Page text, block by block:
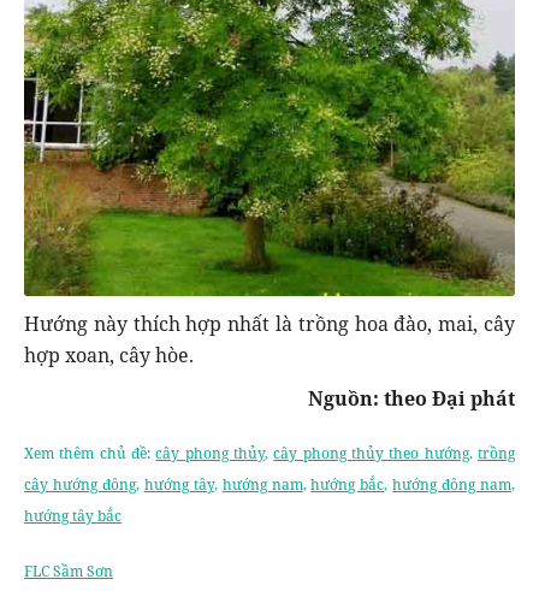
Hướng này thích hợp nhất là trồng hoa đào, mai, cây
hợp xoan, cây hòe.
Nguồn: theo Đại phát
Xem thêm chủ đề:cây phong thủy,cây phong thủy theo hướng,trồng
cây hướng đông, hướng tây, hướng nam,hướng bắc,hướng đông nam,
hướng tây bắc
FLC Sầm Sơn